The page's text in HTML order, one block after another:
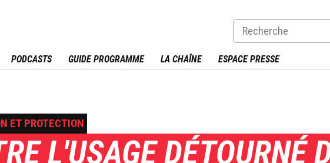
PODCASTS GUIDE PROGRAMME LA CHAÎNE ESPACE PRESSE
ET PROTECTION
L'USAGE DÉTOURNÉ